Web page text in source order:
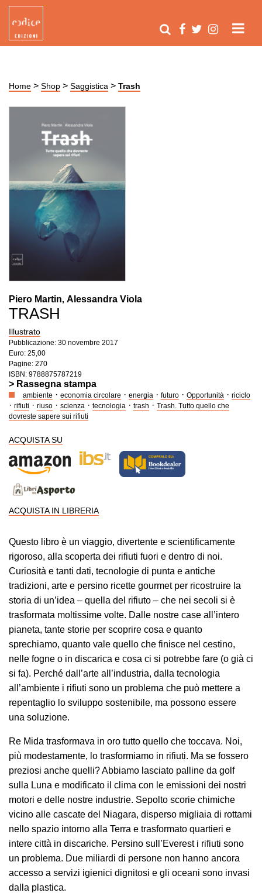
Home > Shop > Saggistica > Trash
Piero Martin, Alessandra Viola
TRASH
Illustrato
Pubblicazione: 30 novembre 2017
Euro: 25,00
Pagine: 270
ISBN: 9788875787219
> Rassegna stampa
ambiente · economia circolare · energia · futuro · Opportunità · riciclo
· rifiuti · riuso · scienza · tecnologia · trash · Trash. Tutto quello che
dovreste sapere sui rifiuti
ACQUISTA SU
ACQUISTA IN LIBRERIA
Questo libro è un viaggio, divertente e scientificamente
rigoroso, alla scoperta dei rifiuti fuori e dentro di noi.
Curiosità e tanti dati, tecnologie di punta e antiche
tradizioni, arte e persino ricette gourmet per ricostruire la
storia di un’idea – quella del rifiuto – che nei secoli si è
trasformata moltissime volte. Dalle nostre case all’intero
pianeta, tante storie per scoprire cosa e quanto
sprechiamo, quanto vale quello che finisce nel cestino,
nelle fogne o in discarica e cosa ci si potrebbe fare (o già ci
si fa). Perché dall’arte all’industria, dalla tecnologia
all’ambiente i rifiuti sono un problema che può mettere a
repentaglio lo sviluppo sostenibile, ma possono essere
una soluzione.
Re Mida trasformava in oro tutto quello che toccava. Noi,
più modestamente, lo trasformiamo in rifiuti. Ma se fossero
preziosi anche quelli? Abbiamo lasciato palline da golf
sulla Luna e modificato il clima con le emissioni dei nostri
motori e delle nostre industrie. Sepolto scorie chimiche
vicino alle cascate del Niagara, disperso migliaia di rottami
nello spazio intorno alla Terra e trasformato quartieri e
intere città in discariche. Persino sull’Everest i rifiuti sono
un problema. Due miliardi di persone non hanno ancora
accesso a servizi igienici dignitosi e gli oceani sono invasi
dalla plastica.